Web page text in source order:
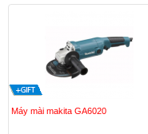
Máy mài makita GA6020